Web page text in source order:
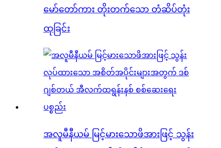
မော်တော်ကား တိုးတက်သော တံဆိပ်တုံး
ထုခြင်း
အလူမီနီယမ် မြင့်မားသောဖိအားဖြင့် သွန်း